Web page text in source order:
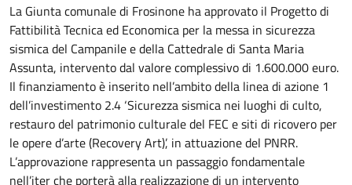
La Giunta comunale di Frosinone ha approvato il Progetto di
Fattibilità Tecnica ed Economica per la messa in sicurezza
sismica del Campanile e della Cattedrale di Santa Maria
Assunta, intervento dal valore complessivo di 1.600.000 euro.
Il finanziamento è inserito nell’ambito della linea di azione 1
dell’investimento 2.4 ‘Sicurezza sismica nei luoghi di culto,
restauro del patrimonio culturale del FEC e siti di ricovero per
le opere d’arte (Recovery Art)’, in attuazione del PNRR.
L’approvazione rappresenta un passaggio fondamentale
nell’iter che porterà alla realizzazione di un intervento